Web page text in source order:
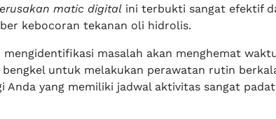
matic digitalini terbukti sangat efektif
kebocoran tekanan oli hidrolis.
mengidentifikasi masalah akan menghemat
bengkel untuk melakukan perawatan rutin
Anda yang memiliki jadwal aktivitas sangat